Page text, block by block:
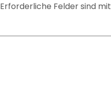
Erforderliche Felder sind mit